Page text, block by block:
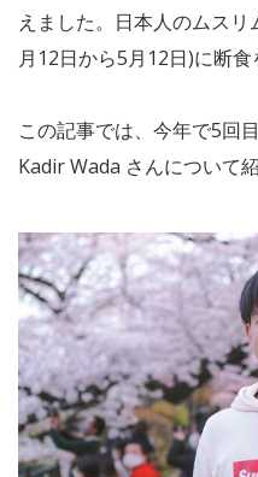
えました。日本人のムス
月12日から5月12日)に断食
この記事では、今年で5回
Kadir Wada さんについて紹